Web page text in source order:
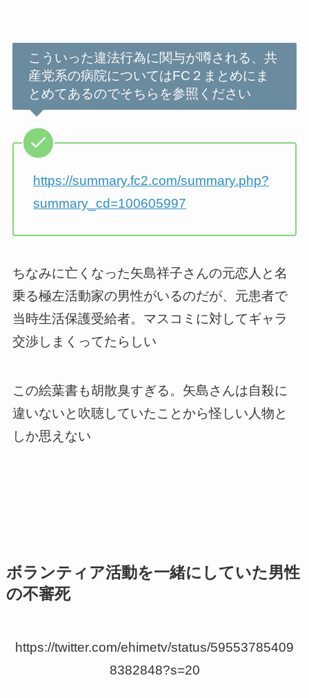
こういった違法行為に関与が噂される、共
産党系の病院についてはFC２まとめにま
とめてあるのでそちらを参照ください
https://summary.fc2.com/summary.php?
summary_cd=100605997
ちなみに亡くなった矢島祥子さんの元恋人と名
乗る極左活動家の男性がいるのだが、元患者で
当時生活保護受給者。マスコミに対してギャラ
交渉しまくってたらしい
この絵葉書も胡散臭すぎる。矢島さんは自殺に
違いないと吹聴していたことから怪しい人物と
しか思えない
ボランティア活動を一緒にしていた男性
の不審死
https://twitter.com/ehimetv/status/59553785409
8382848?s=20